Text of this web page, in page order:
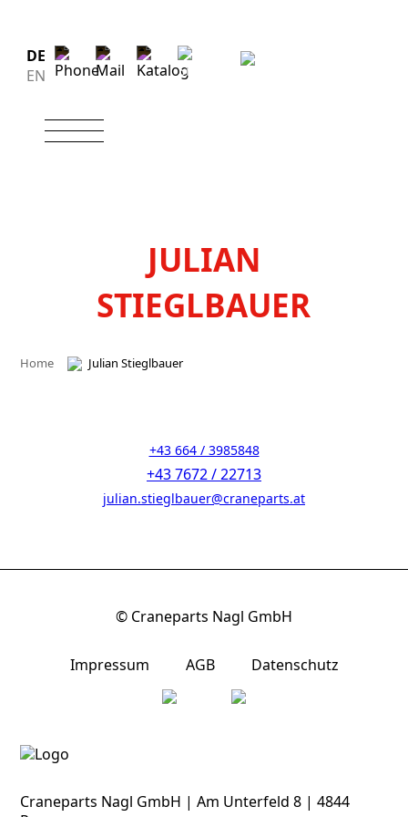
DE
EN
JULIAN
STIEGLBAUER
Home Julian Stieglbauer
+43 664 / 3985848
+43 7672 / 22713
julian.stieglbauer@craneparts.at
© Craneparts Nagl GmbH
Impressum AGB Datenschutz
Craneparts Nagl GmbH | Am Unterfeld 8 | 4844